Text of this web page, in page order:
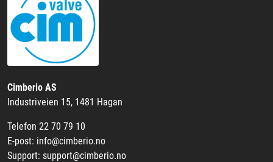
Cimberio AS
Industriveien 15, 1481 Hagan
Telefon 22 70 79 10
E-post: info@cimberio.no
Support: support@cimberio.no